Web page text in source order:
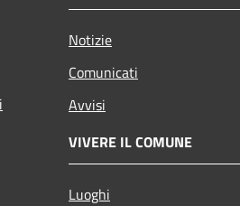
Notizie
Comunicati
Avvisi
VIVERE IL COMUNE
Luoghi